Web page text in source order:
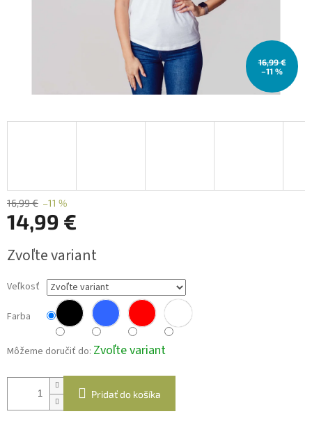
16,99 €
–11 %
16,99 € –11 %
14,99 €
cena:
Zvoľte variant
Veľkosť
Farba
Môžeme doručiť do: Zvoľte variant
Pridať do košíka